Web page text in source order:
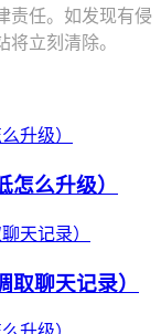
责任。如发现有侵
将立刻清除。
么升级）
聊天记录）